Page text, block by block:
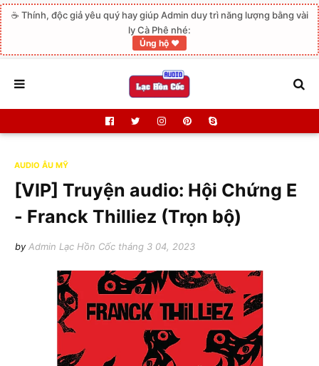
☕ Thính, độc giả yêu quý hay giúp Admin duy trì năng lượng bằng vài
ly Cà Phê nhé:
Ủng hộ ❤️
AUDIO ÂU MỸ
[VIP] Truyện audio: Hội Chứng E
- Franck Thilliez (Trọn bộ)
by Admin Lạc Hồn Cốc tháng 3 04, 2023